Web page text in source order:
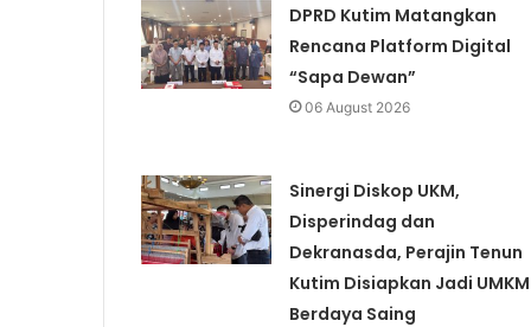
DPRD Kutim Matangkan
Rencana Platform Digital
“Sapa Dewan”
06 August 2026
Sinergi Diskop UKM,
Disperindag dan
Dekranasda, Perajin Tenun
Kutim Disiapkan Jadi UMKM
Berdaya Saing